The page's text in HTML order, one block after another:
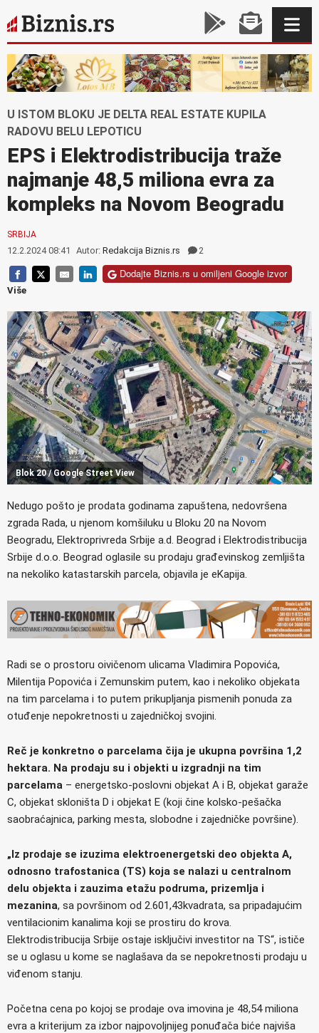
U ISTOM BLOKU JE DELTA REAL ESTATE KUPILA
RADOVU BELU LEPOTICU
EPS i Elektrodistribucija traže
najmanje 48,5 miliona evra za
kompleks na Novom Beogradu
SRBIJA
12.2.2024 08:41 Autor: Redakcija Biznis.rs 2
Dodajte Biznis.rs u omiljeni Google izvor
Više
Blok 20 / Google Street View
Nedugo pošto je prodata godinama zapuštena, nedovršena
zgrada Rada, u njenom komšiluku u Bloku 20 na Novom
Beogradu, Elektroprivreda Srbije a.d. Beograd i Elektrodistribucija
Srbije d.o.o. Beograd oglasile su prodaju građevinskog zemljišta
na nekoliko katastarskih parcela, objavila je eKapija.
Radi se o prostoru oivičenom ulicama Vladimira Popovića,
Milentija Popovića i Zemunskim putem, kao i nekoliko objekata
na tim parcelama i to putem prikupljanja pismenih ponuda za
otuđenje nepokretnosti u zajedničkoj svojini.
Reč je konkretno o parcelama čija je ukupna površina 1,2
hektara. Na prodaju su i objekti u izgradnji na tim
parcelama – energetsko-poslovni objekat A i B, objekat garaže
C, objekat skloništa D i objekat E (koji čine kolsko-pešačka
saobraćajnica, parking mesta, slobodne i zajedničke površine).
„Iz prodaje se izuzima elektroenergetski deo objekta A,
odnosno trafostanica (TS) koja se nalazi u centralnom
delu objekta i zauzima etažu podruma, prizemlja i
mezanina, sa površinom od 2.601,43kvadrata, sa pripadajućim
ventilacionim kanalima koji se prostiru do krova.
Elektrodistribucija Srbije ostaje isključivi investitor na TS“, ističe
se u oglasu u kome se naglašava da se nepokretnosti prodaju u
viđenom stanju.
Početna cena po kojoj se prodaje ova imovina je 48,54 miliona
evra a kriterijum za izbor najpovoljnijeg ponuđača biće najviša